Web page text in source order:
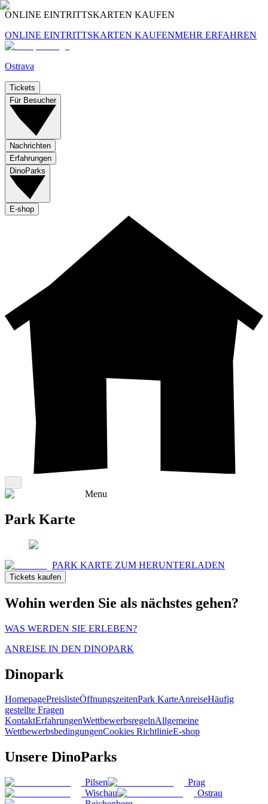
ONLINE EINTRITTSKARTEN KAUFEN
ONLINE EINTRITTSKARTEN KAUFENMEHR ERFAHREN
Ostrava
Tickets
Für Besucher
Nachrichten
Erfahrungen
DinoParks
E-shop
...
Menu
Park Karte
PARK KARTE ZUM HERUNTERLADEN
Tickets kaufen
Wohin werden Sie als nächstes gehen?
WAS WERDEN SIE ERLEBEN?
ANREISE IN DEN DINOPARK
Dinopark
HomepagePreislisteÖffnungszeitenPark KarteAnreiseHäufig
gestellte Fragen
KontaktErfahrungenWettbewerbsregelnAllgemeine
WettbewerbsbedingungenCookies RichtlinieE-shop
Unsere DinoParks
Pilsen
Prag
Wischau
Ostrau